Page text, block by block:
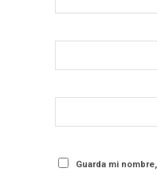
Guarda mi